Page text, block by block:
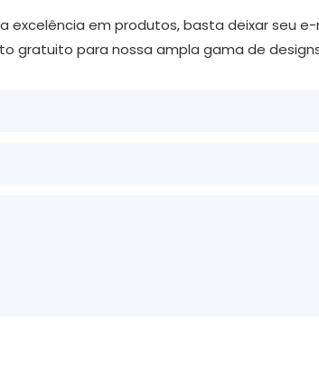
excelência em produtos, basta deixar seu e-
gratuito para nossa ampla gama de